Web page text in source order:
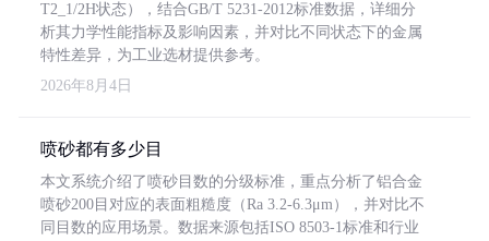
T2_1/2H状态），结合GB/T 5231-2012标准数据，详细分
析其力学性能指标及影响因素，并对比不同状态下的金属
特性差异，为工业选材提供参考。
2026年8月4日
喷砂都有多少目
本文系统介绍了喷砂目数的分级标准，重点分析了铝合金
喷砂200目对应的表面粗糙度（Ra 3.2-6.3μm），并对比不
同目数的应用场景。数据来源包括ISO 8503-1标准和行业